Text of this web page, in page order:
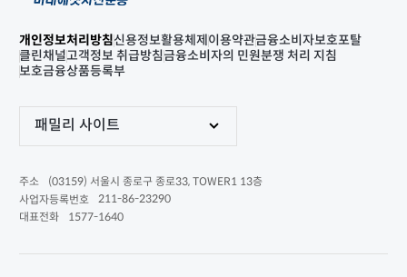
개인정보처리방침신용정보활용체제 이용약관금융소비자보호포탈
클린채널고객정보 취급방침금융소비자의 민원분쟁 처리 지침
보호금융상품등록부
패밀리 사이트
주소
(03159) 서울시 종로구 종로33, TOWER1 13층
사업자등록번호
211-86-23290
대표전화
1577-1640